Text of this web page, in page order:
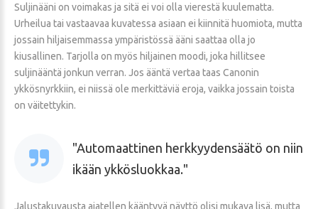
Suljinääni on voimakas ja sitä ei voi olla vierestä kuulematta.
Urheilua tai vastaavaa kuvatessa asiaan ei kiinnitä huomiota, mutta
jossain hiljaisemmassa ympäristössä ääni saattaa olla jo
kiusallinen. Tarjolla on myös hiljainen moodi, joka hillitsee
suljinääntä jonkun verran. Jos ääntä vertaa taas Canonin
ykkösnyrkkiin, ei niissä ole merkittäviä eroja, vaikka jossain toista
on väitettykin.
Automaattinen herkkyydensäätö on niin
ikään ykkösluokkaa.
Jalustakuvausta ajatellen kääntyvä näyttö olisi mukava lisä, mutta